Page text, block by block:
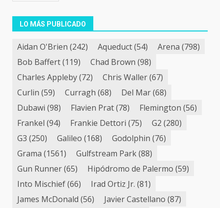
LO MÁS PUBLICADO
Aidan O'Brien (242) Aqueduct(54) Arena (798)
Bob Baffert(119) Chad Brown (98)
Charles Appleby(72) Chris Waller(67)
Curlin (59) Curragh (68) Del Mar(68)
Dubawi (98) Flavien Prat(78) Flemington (56)
Frankel (94) Frankie Dettori (75) G2 (280)
G3 (250) Galileo (168) Godolphin (76)
Grama (1561) Gulfstream Park(88)
Gun Runner(65) Hipódromo de Palermo (59)
Into Mischief(66) Irad Ortiz Jr. (81)
James McDonald (56) Javier Castellano (87)